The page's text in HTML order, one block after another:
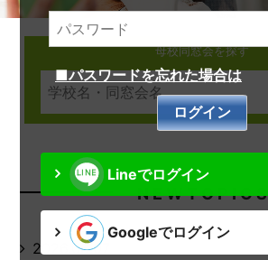
■パスワードを忘れた場合は
Lineでログイン
Googleでログイン
母校同窓会を探す
N E W T O P I C S
2026.08.07